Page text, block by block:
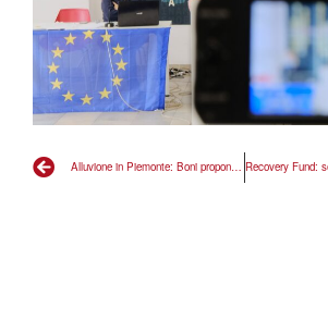
Alluvione in Piemonte: Boni propone politiche strutturali di riforma ecologica contro l’emergenzialismo